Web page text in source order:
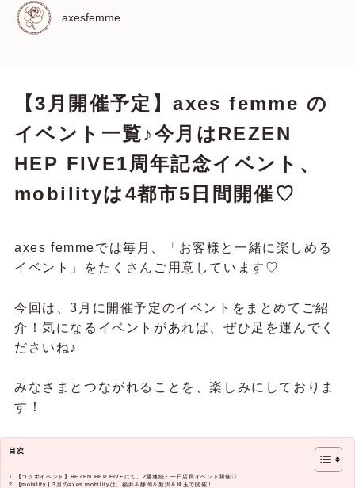
axesfemme
【3月開催予定】axes femme の
イベント一覧♪今月はREZEN
HEP FIVE1周年記念イベント、
mobilityは4都市5日間開催♡
axes femmeでは毎月、「お客様と一緒に楽しめる
イベント」をたくさんご用意しています♡
今回は、3月に開催予定のイベントをまとめてご紹
介！気になるイベントがあれば、ぜひ足を運んでく
ださいね♪
みなさまとつながれることを、楽しみにしておりま
す！
目次
【コラボイベント】REZEN HEP FIVEにて、2週連続・一日店長イベント開催♡
【mobility】3月のaxes mobilityは、福井＆静岡＆新潟＆埼玉で開催！